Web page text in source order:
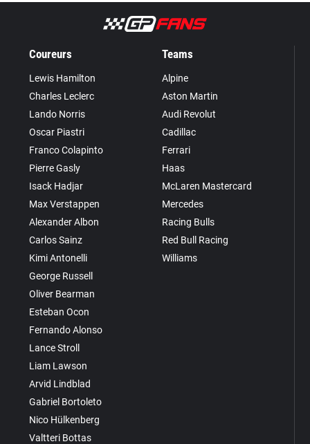
Coureurs
Lewis Hamilton
Charles Leclerc
Lando Norris
Oscar Piastri
Franco Colapinto
Pierre Gasly
Isack Hadjar
Max Verstappen
Alexander Albon
Carlos Sainz
Kimi Antonelli
George Russell
Oliver Bearman
Esteban Ocon
Fernando Alonso
Lance Stroll
Liam Lawson
Arvid Lindblad
Gabriel Bortoleto
Nico Hülkenberg
Valtteri Bottas
Teams
Alpine
Aston Martin
Audi Revolut
Cadillac
Ferrari
Haas
McLaren Mastercard
Mercedes
Racing Bulls
Red Bull Racing
Williams